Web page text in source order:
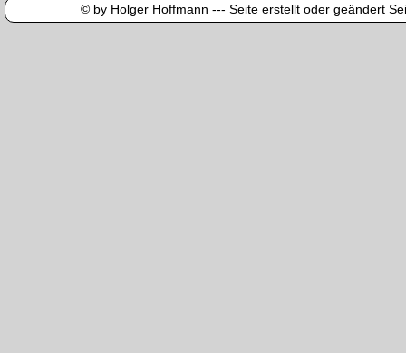
© by Holger Hoffmann --- Seite erstellt oder geändert